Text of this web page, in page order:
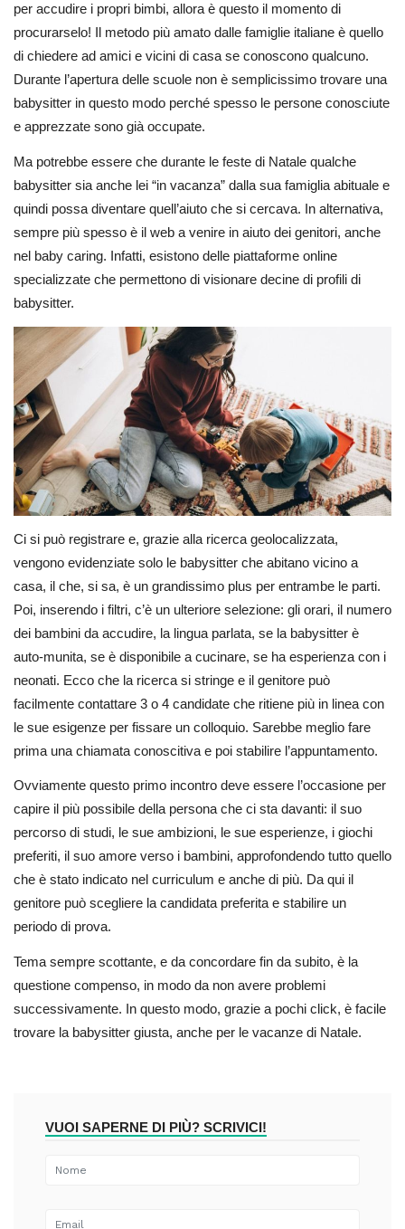
per accudire i propri bimbi, allora è questo il momento di
procurarselo! Il metodo più amato dalle famiglie italiane è quello
di chiedere ad amici e vicini di casa se conoscono qualcuno.
Durante l’apertura delle scuole non è semplicissimo trovare una
babysitter in questo modo perché spesso le persone conosciute
e apprezzate sono già occupate.
Ma potrebbe essere che durante le feste di Natale qualche
babysitter sia anche lei “in vacanza” dalla sua famiglia abituale e
quindi possa diventare quell’aiuto che si cercava. In alternativa,
sempre più spesso è il web a venire in aiuto dei genitori, anche
nel baby caring. Infatti, esistono delle piattaforme online
specializzate che permettono di visionare decine di profili di
babysitter.
Ci si può registrare e, grazie alla ricerca geolocalizzata,
vengono evidenziate solo le babysitter che abitano vicino a
casa, il che, si sa, è un grandissimo plus per entrambe le parti.
Poi, inserendo i filtri, c’è un ulteriore selezione: gli orari, il numero
dei bambini da accudire, la lingua parlata, se la babysitter è
auto-munita, se è disponibile a cucinare, se ha esperienza con i
neonati. Ecco che la ricerca si stringe e il genitore può
facilmente contattare 3 o 4 candidate che ritiene più in linea con
le sue esigenze per fissare un colloquio. Sarebbe meglio fare
prima una chiamata conoscitiva e poi stabilire l’appuntamento.
Ovviamente questo primo incontro deve essere l’occasione per
capire il più possibile della persona che ci sta davanti: il suo
percorso di studi, le sue ambizioni, le sue esperienze, i giochi
preferiti, il suo amore verso i bambini, approfondendo tutto quello
che è stato indicato nel curriculum e anche di più. Da qui il
genitore può scegliere la candidata preferita e stabilire un
periodo di prova.
Tema sempre scottante, e da concordare fin da subito, è la
questione compenso, in modo da non avere problemi
successivamente. In questo modo, grazie a pochi click, è facile
trovare la babysitter giusta, anche per le vacanze di Natale.
VUOI SAPERNE DI PIÙ? SCRIVICI!